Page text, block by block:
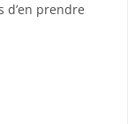
d’en prendre